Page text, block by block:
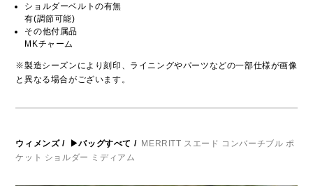
ショルダーベルトの有無
有(調節可能)
その他付属品
MKチャーム
※製造シーズンにより刻印、ライニングやパーツなどの一部仕様が画像
と異なる場合がございます。
ウィメンズ/ ▶バッグすべて / MERRITT スエード コンバーチブル ポ
ケット ショルダー ミディアム